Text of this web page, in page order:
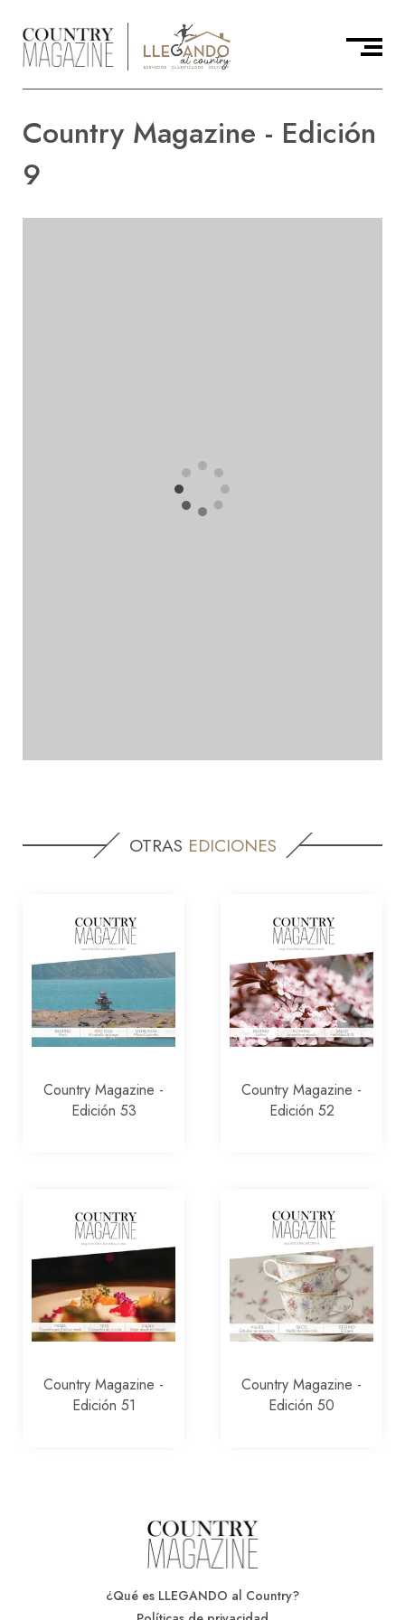
Country Magazine - Edición
9
OTRAS EDICIONES
Country Magazine -
Edición 53
Country Magazine -
Edición 52
Country Magazine -
Edición 51
Country Magazine -
Edición 50
¿Qué es LLEGANDO al Country?